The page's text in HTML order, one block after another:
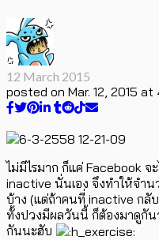
12 March 2015
posted on Mar. 12, 2015 at
ไม่มีไรมาก ก็แค่ Facebook
inactive นั่นเอง จึงทำให้จำน
บ้าง (แต่ถ้าคนที่ inactive กลั
ทั้งปวงมีผลวันนี้ ก็ต้องมาดูกัน
กันนะฮับ